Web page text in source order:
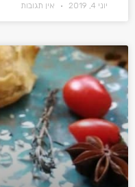
יוני 4, 2019 אין תגובות